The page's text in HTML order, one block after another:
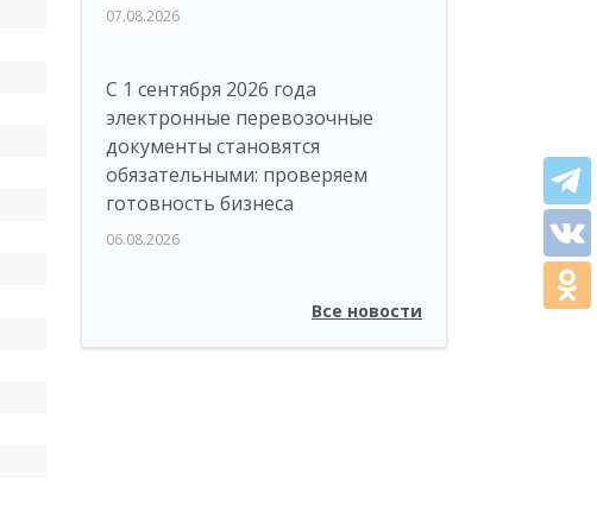
07.08.2026
С 1 сентября 2026 года
электронные перевозочные
документы становятся
обязательными: проверяем
готовность бизнеса
06.08.2026
Все новости